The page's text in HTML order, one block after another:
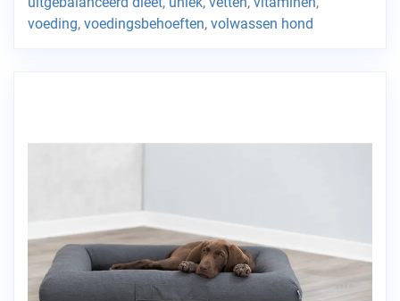
voeding, voedingsbehoeften, volwassen hond